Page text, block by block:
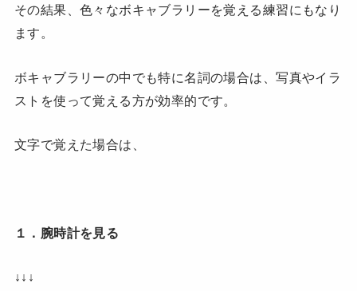
その結果、色々なボキャブラリーを覚える練習にもなり
ます。
ボキャブラリーの中でも特に名詞の場合は、写真やイラ
ストを使って覚える方が効率的です。
文字で覚えた場合は、
１．腕時計を見る
↓↓↓